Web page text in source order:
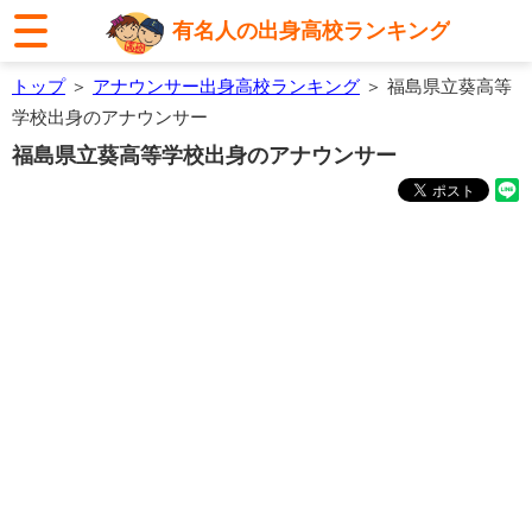
有名人の出身高校ランキング
トップ＞ アナウンサー出身高校ランキング ＞ 福島県立葵高等
学校出身のアナウンサー
福島県立葵高等学校出身のアナウンサー